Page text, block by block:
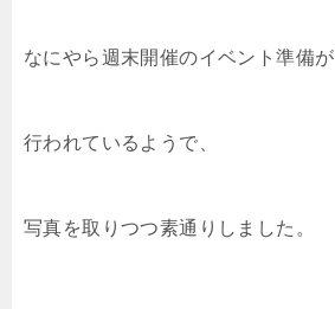
なにやら週末開催のイベント準備が
行われているようで、
写真を取りつつ素通りしました。